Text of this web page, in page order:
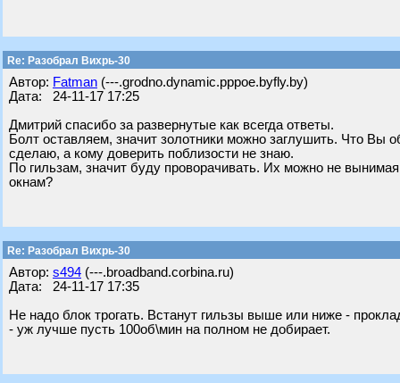
Re: Разобрал Вихрь-30
Автор: Fatman (---.grodno.dynamic.pppoe.byfly.by)
Дата: 24-11-17 17:25
Дмитрий спасибо за развернутые как всегда ответы.
Болт оставляем, значит золотники можно заглушить. Что
сделаю, а кому доверить поблизости не знаю.
По гильзам, значит буду проворачивать. Их можно не
окнам?
Re: Разобрал Вихрь-30
Автор: s494 (---.broadband.corbina.ru)
Дата: 24-11-17 17:35
Не надо блок трогать. Встанут гильзы выше или ниже -
- уж лучше пусть 100об\мин на полном не добирает.